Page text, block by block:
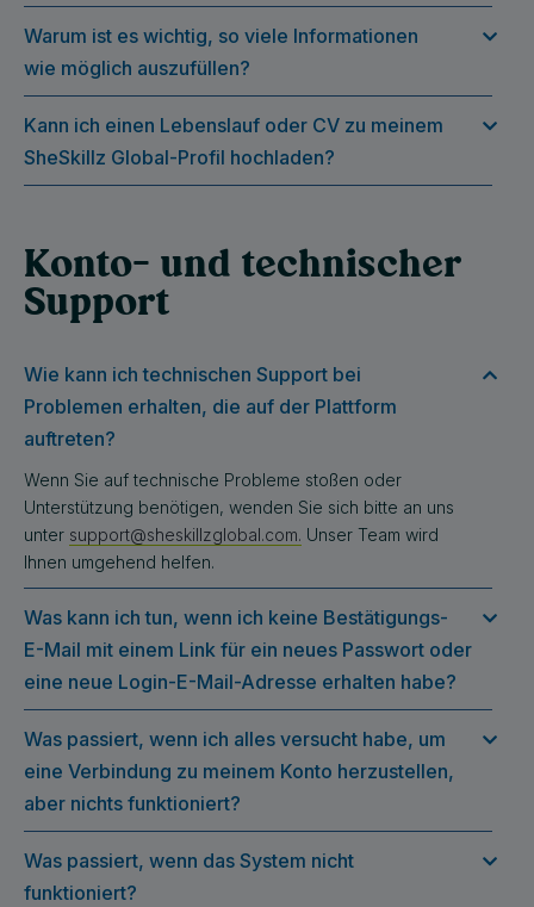
Warum ist es wichtig, so viele Informationen
wie möglich auszufüllen?
Kann ich einen Lebenslauf oder CV zu meinem
SheSkillz Global-Profil hochladen?
Konto- und technischer
Support
Wie kann ich technischen Support bei
Problemen erhalten, die auf der Plattform
auftreten?
Wenn Sie auf technische Probleme stoßen oder
Unterstützung benötigen, wenden Sie sich bitte an uns
unter support@sheskillzglobal.com. Unser Team wird
Ihnen umgehend helfen.
Was kann ich tun, wenn ich keine Bestätigungs-
E-Mail mit einem Link für ein neues Passwort oder
eine neue Login-E-Mail-Adresse erhalten habe?
Was passiert, wenn ich alles versucht habe, um
eine Verbindung zu meinem Konto herzustellen,
aber nichts funktioniert?
Was passiert, wenn das System nicht
funktioniert?